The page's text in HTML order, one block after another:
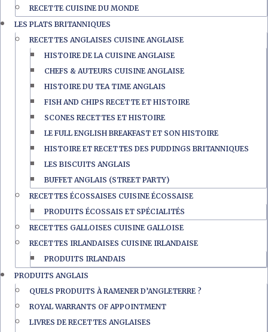
RECETTE CUISINE DU MONDE
LES PLATS BRITANNIQUES
RECETTES ANGLAISES CUISINE ANGLAISE
HISTOIRE DE LA CUISINE ANGLAISE
CHEFS & AUTEURS CUISINE ANGLAISE
HISTOIRE DU TEA TIME ANGLAIS
FISH AND CHIPS RECETTE ET HISTOIRE
SCONES RECETTES ET HISTOIRE
LE FULL ENGLISH BREAKFAST ET SON HISTOIRE
HISTOIRE ET RECETTES DES PUDDINGS BRITANNIQUES
LES BISCUITS ANGLAIS
BUFFET ANGLAIS (STREET PARTY)
RECETTES ÉCOSSAISES CUISINE ÉCOSSAISE
PRODUITS ÉCOSSAIS ET SPÉCIALITÉS
RECETTES GALLOISES CUISINE GALLOISE
RECETTES IRLANDAISES CUISINE IRLANDAISE
PRODUITS IRLANDAIS
PRODUITS ANGLAIS
QUELS PRODUITS À RAMENER D’ANGLETERRE ?
ROYAL WARRANTS OF APPOINTMENT
LIVRES DE RECETTES ANGLAISES